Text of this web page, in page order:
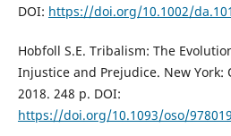
DOI: https://doi.org/10.1002/
Hobfoll S.E. Tribalism: The
Injustice and Prejudice. New York:
2018. 248 p. DOI:
https://doi.org/10.1093/oso/